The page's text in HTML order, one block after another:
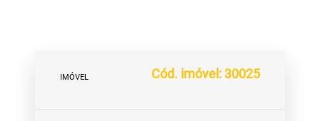
IMÓVEL Cód. imóvel: 30025